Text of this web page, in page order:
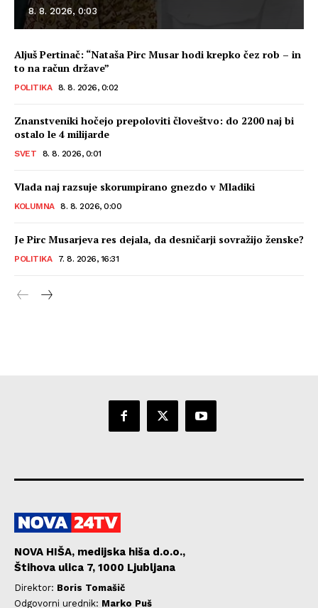
8. 8. 2026, 0:03
Aljuš Pertinač: “Nataša Pirc Musar hodi krepko čez rob – in
to na račun države”
POLITIKA 8. 8. 2026, 0:02
Znanstveniki hočejo prepoloviti človeštvo: do 2200 naj bi
ostalo le 4 milijarde
SVET 8. 8. 2026, 0:01
Vlada naj razsuje skorumpirano gnezdo v Mladiki
KOLUMNA 8. 8. 2026, 0:00
Je Pirc Musarjeva res dejala, da desničarji sovražijo ženske?
POLITIKA 7. 8. 2026, 16:31
NOVA HIŠA, medijska hiša d.o.o.,
Štihova ulica 7, 1000 Ljubljana
Direktor: Boris Tomašič
Odgovorni urednik: Marko Puš